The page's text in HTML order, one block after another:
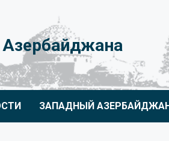
ЗАПАДНЫЙ